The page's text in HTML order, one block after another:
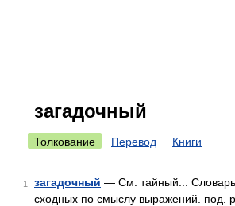
загадочный
Толкование Перевод Книги
1 загадочный — См. тайный... Словарь
сходных по смыслу выражений. под.